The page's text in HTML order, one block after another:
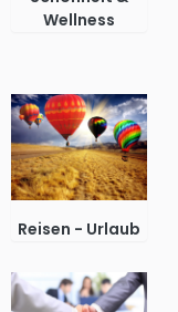
Wellness
Reisen - Urlaub